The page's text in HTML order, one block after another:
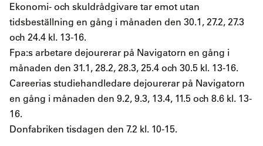
Ekonomi- och skuldrådgivare tar emot utan
tidsbeställning en gång i månaden den 30.1, 27.2, 27.3
och 24.4 kl. 13-16.
Fpa:s arbetare dejourerar på Navigatorn en gång i
månaden den 31.1, 28.2, 28.3, 25.4 och 30.5 kl. 13-16.
Careerias studiehandledare dejourerar på Navigatorn
en gång i månaden den 9.2, 9.3, 13.4, 11.5 och 8.6 kl. 13-
16.
Donfabriken tisdagen den 7.2 kl. 10-15.